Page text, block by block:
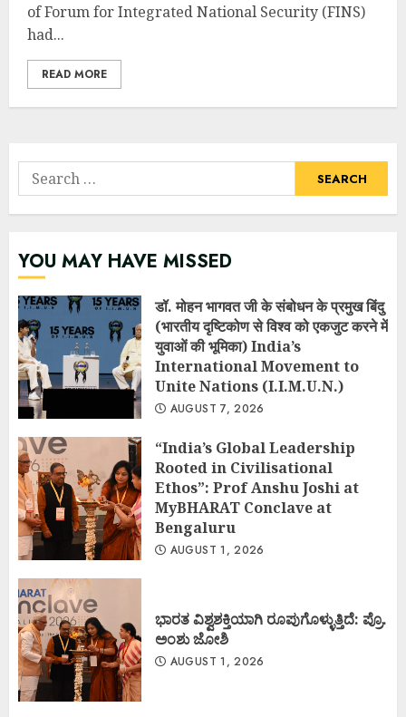
of Forum for Integrated National Security (FINS)
had...
READ MORE
Search
for:
YOU MAY HAVE MISSED
डॉ. मोहन भागवत जी के संबोधन के प्रमुख बिंदु
(भारतीय दृष्टिकोण से विश्व को एकजुट करने में
युवाओं की भूमिका) India’s
International Movement to
Unite Nations (I.I.M.U.N.)
AUGUST 7, 2026
“India’s Global Leadership
Rooted in Civilisational
Ethos”: Prof Anshu Joshi at
MyBHARAT Conclave at
Bengaluru
AUGUST 1, 2026
ಭಾರತ ವಿಶ್ವಶಕ್ತಿಯಾಗಿ ರೂಪುಗೊಳ್ಳುತ್ತಿದೆ: ಪ್ರೊ.
ಅಂಶು ಜೋಶಿ
AUGUST 1, 2026